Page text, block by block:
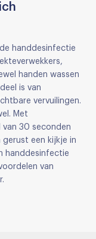
handdesinfectie
handen wassen
is van
vervuilingen.
Met
30 seconden
een kijkje in
handdesinfectie
van